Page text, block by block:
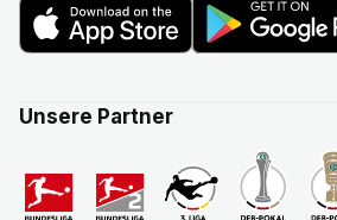
Unsere Partner